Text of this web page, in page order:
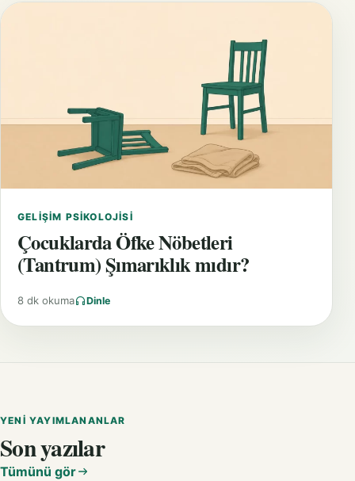
GELIŞIM PSIKOLOJISI
Çocuklarda Öfke Nöbetleri
(Tantrum) Şımarıklık mıdır?
8 dk okuma Dinle
YENI YAYIMLANANLAR
Son yazılar
Tümünü gör